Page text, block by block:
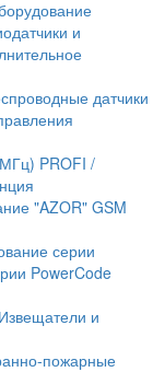
и
датчики
PROFI /
"AZOR" GSM
серии
PowerCode
Извещатели и
пожарные